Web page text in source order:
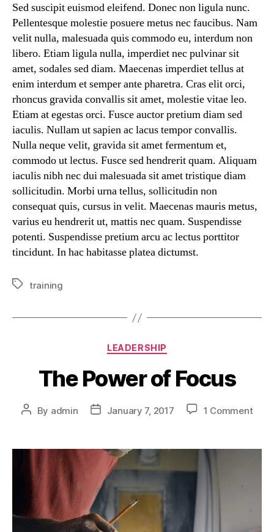
Sed suscipit euismod eleifend. Donec non ligula nunc.
Pellentesque molestie posuere metus nec faucibus. Nam
velit nulla, malesuada quis commodo eu, interdum non
libero. Etiam ligula nulla, imperdiet nec pulvinar sit
amet, sodales sed diam. Maecenas imperdiet tellus at
enim interdum et semper ante pharetra. Cras elit orci,
rhoncus gravida convallis sit amet, molestie vitae leo.
Etiam at egestas orci. Fusce auctor pretium diam sed
iaculis. Nullam ut sapien ac lacus tempor convallis.
Nulla neque velit, gravida sit amet fermentum et,
commodo ut lectus. Fusce sed hendrerit quam. Aliquam
iaculis nibh nec dui malesuada sit amet tristique diam
sollicitudin. Morbi urna tellus, sollicitudin non
consequat quis, cursus in velit. Maecenas mauris metus,
varius eu hendrerit ut, mattis nec quam. Suspendisse
potenti. Suspendisse pretium arcu ac lectus porttitor
tincidunt. In hac habitasse platea dictumst.
training
LEADERSHIP
The Power of Focus
By admin January 7, 2017 1 Comment